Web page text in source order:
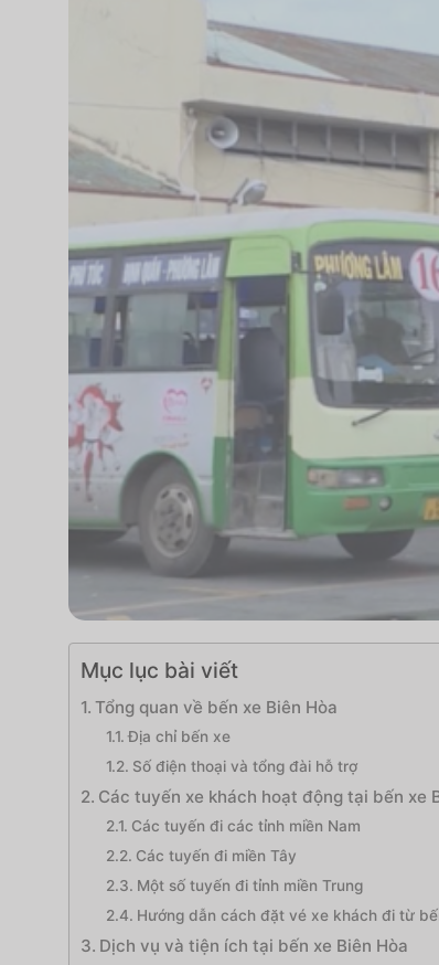
Mục lục bài viết
Tổng quan về bến xe Biên Hòa
Địa chỉ bến xe
Số điện thoại và tổng đài hỗ trợ
Các tuyến xe khách hoạt động tại bến xe
Các tuyến đi các tỉnh miền Nam
Các tuyến đi miền Tây
Một số tuyến đi tỉnh miền Trung
Hướng dẫn cách đặt vé xe khách đi từ
Dịch vụ và tiện ích tại bến xe Biên Hòa